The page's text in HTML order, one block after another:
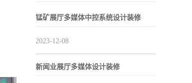
锰矿展厅多媒体中控系统设计装修
2023-12-08
新闻业展厅多媒体设计装修